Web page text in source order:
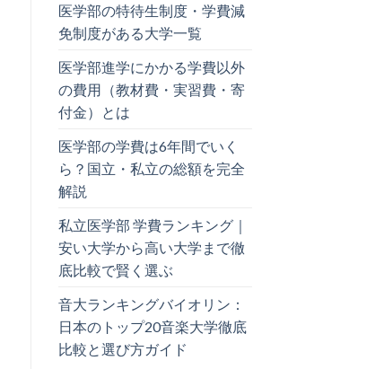
医学部の特待生制度・学費減
免制度がある大学一覧
医学部進学にかかる学費以外
の費用（教材費・実習費・寄
付金）とは
医学部の学費は6年間でいく
ら？国立・私立の総額を完全
解説
私立医学部 学費ランキング｜
安い大学から高い大学まで徹
底比較で賢く選ぶ
音大ランキングバイオリン：
日本のトップ20音楽大学徹底
比較と選び方ガイド